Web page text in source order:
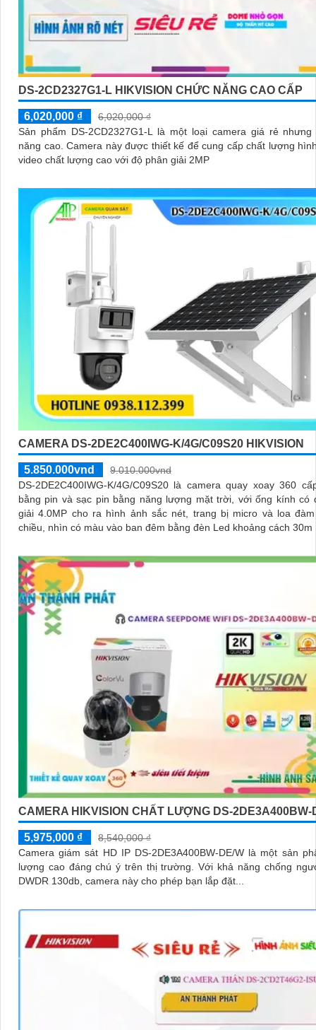
DS-2CD2327G1-L HIKVISION CHỨC NĂNG CAO CẤP
6,020,000 ₫
6,020,000 ₫
Sản phẩm DS-2CD2327G1-L là một loại camera giá rẻ nhưng
năng cao. Camera này được thiết kế để cung cấp chất lượng hình ảnh và
video chất lượng cao với độ phân giải 2MP
CAMERA DS-2DE2C400IWG-K/4G/C09S20 HIKVISION
5.850.000vnd
9.010.000vnd
DS-2DE2C400IWG-K/4G/C09S20 là camera quay xoay 360
bằng pin và sạc pin bằng năng lượng mặt trời, với ống kính có
giải 4.0MP cho ra hình ảnh sắc nét, trang bị micro và loa
chiều, nhìn có màu vào ban đêm bằng đèn Led khoảng cách 30m
CAMERA HIKVISION CHẤT LƯỢNG DS-2DE3A400BW-
5,975,000 ₫
8,540,000 ₫
Camera giám sát HD IP DS-2DE3A400BW-DE/W là một sản
lượng cao đáng chú ý trên thị trường. Với khả năng chống ngược sáng
DWDR 130db, camera này cho phép bạn lắp đặt...